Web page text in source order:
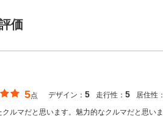
価
5点 デザイン： 5 走行性： 5 居住性：
ルマだと思います。魅力的なクルマだと思いま